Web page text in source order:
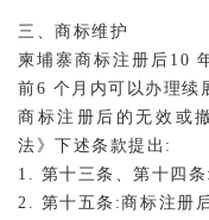
三、商标维护
柬埔寨商标注册后10
前6 个月内可以办理续
商标注册后的无效或
法》下述条款提出:
1. 第十三条、第十四条
2. 第十五条:商标注册